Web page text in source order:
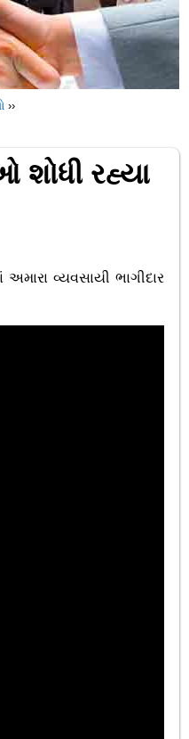
››
શોધી રહ્યા
વ્યવસાયી ભાગીદાર